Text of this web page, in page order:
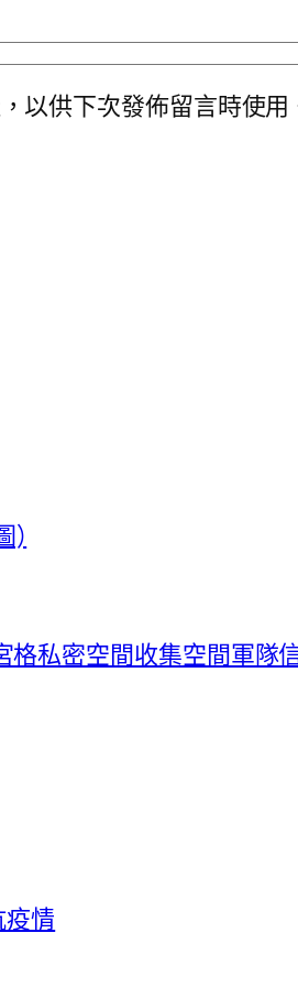
以供下次發佈留言時使用
)
私密空間收集空間軍隊
疫情